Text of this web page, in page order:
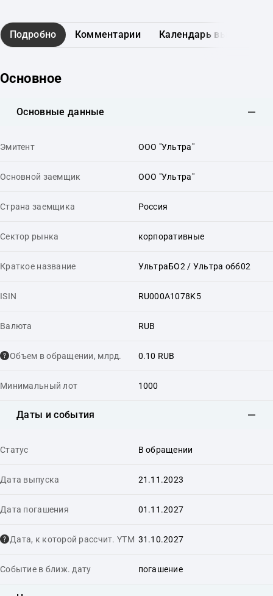
Подробно Комментарии Календарь выплат
Основное
Основные данные
Эмитент ООО "Ультра"
Основной заемщик ООО "Ультра"
Страна заемщика Россия
Сектор рынка корпоративные
Краткое название УльтраБО2 / Ультра обб02
ISIN RU000A1078K5
Валюта RUB
Объем в обращении, млрд. 0.10 RUB
Минимальный лот 1000
Даты и события
Статус В обращении
Дата выпуска 21.11.2023
Дата погашения 01.11.2027
Дата, к которой рассчит. YTM 31.10.2027
Событие в ближ. дату погашение